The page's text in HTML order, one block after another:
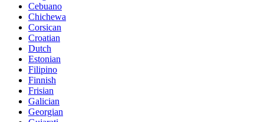
Cebuano
Chichewa
Corsican
Croatian
Dutch
Estonian
Filipino
Finnish
Frisian
Galician
Georgian